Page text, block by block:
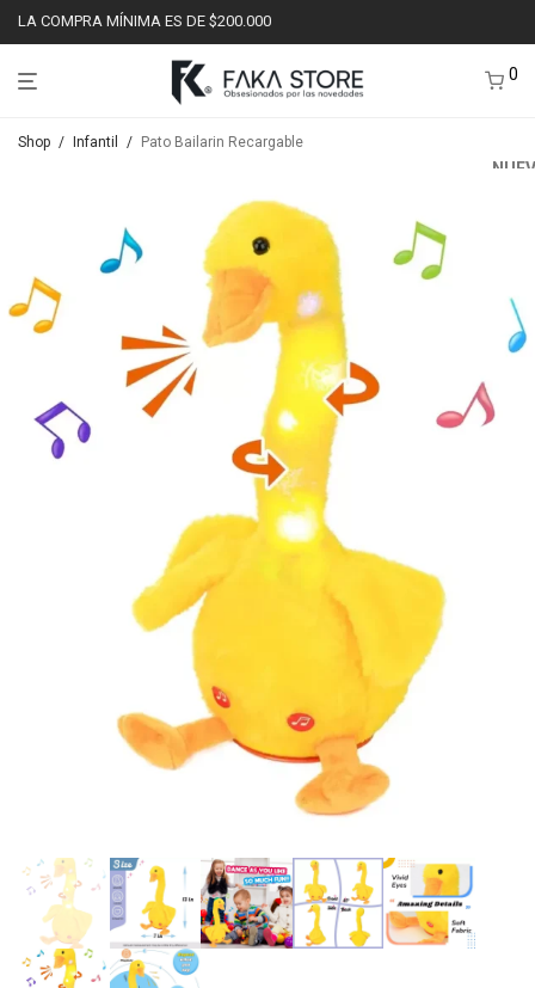
LA COMPRA MÍNIMA ES DE $200.000
0
Shop / Infantil / Pato Bailarin Recargable